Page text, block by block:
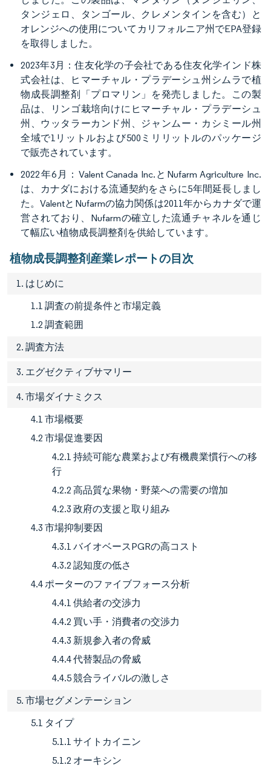
タンジェロ、タンゴール、クレメンタインを含む）と
オレンジへの使用についてカリフォルニア州でEPA登録
を取得しました。
2023年3月：住友化学の子会社である住友化学インド株
式会社は、ヒマーチャル・プラデーシュ州シムラで植
物成長調整剤「プロマリン」を発売しました。この製
品は、リンゴ栽培向けにヒマーチャル・プラデーシュ
州、ウッタラーカンド州、ジャンムー・カシミール州
全域で1リットルおよび500ミリリットルのパッケージ
で販売されています。
2022年6月：Valent Canada Inc.とNufarm Agriculture Inc.
は、カナダにおける流通契約をさらに5年間延長しまし
た。ValentとNufarmの協力関係は2011年からカナダで運
営されており、Nufarmの確立した流通チャネルを通じ
て幅広い植物成長調整剤を供給しています。
植物成長調整剤産業レポートの目次
1. はじめに
1.1 調査の前提条件と市場定義
1.2 調査範囲
2. 調査方法
3. エグゼクティブサマリー
4. 市場ダイナミクス
4.1 市場概要
4.2 市場促進要因
4.2.1 持続可能な農業および有機農業慣行への移
行
4.2.2 高品質な果物・野菜への需要の増加
4.2.3 政府の支援と取り組み
4.3 市場抑制要因
4.3.1 バイオベースPGRの高コスト
4.3.2 認知度の低さ
4.4 ポーターのファイブフォース分析
4.4.1 供給者の交渉力
4.4.2 買い手・消費者の交渉力
4.4.3 新規参入者の脅威
4.4.4 代替製品の脅威
4.4.5 競合ライバルの激しさ
5. 市場セグメンテーション
5.1 タイプ
5.1.1 サイトカイニン
5.1.2 オーキシン